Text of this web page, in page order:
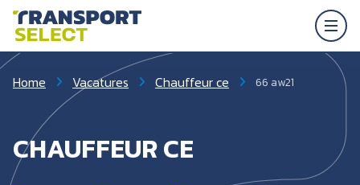
Home Vacatures Chauffeur ce 66 aw21
CHAUFFEUR CE